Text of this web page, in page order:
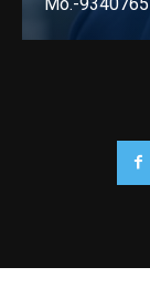
Mo.-